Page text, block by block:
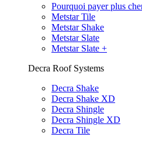
Pourquoi payer plus
Metstar Tile
Metstar Shake
Metstar Slate
Metstar Slate +
Decra Roof Systems
Decra Shake
Decra Shake XD
Decra Shingle
Decra Shingle XD
Decra Tile